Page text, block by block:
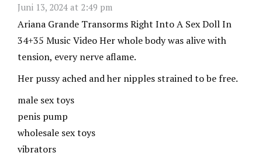
Juni 13, 2024 at 2:49 pm
Ariana Grande Transorms Right Into A Sex Doll In
34+35 Music Video Her whole body was alive with
tension, every nerve aflame.
Her pussy ached and her nipples strained to be free.
male sex toys
penis pump
wholesale sex toys
vibrators